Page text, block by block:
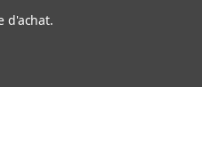
QUI SOMMES-NOUS
d'achat.